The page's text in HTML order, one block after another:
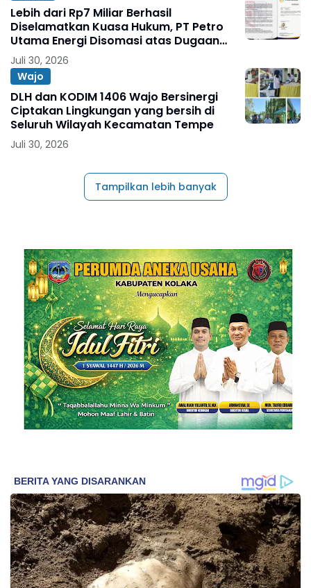
Lebih dari Rp7 Miliar Berhasil
Diselamatkan Kuasa Hukum, PT Petro
Utama Energi Disomasi atas Dugaan
Wanprestasi Pembayaran Success Fee
Juli 30, 2026
Wajo
DLH dan KODIM 1406 Wajo Bersinergi
Ciptakan Lingkungan yang bersih di
Seluruh Wilayah Kecamatan Tempe
Juli 30, 2026
Tampilkan lebih banyak